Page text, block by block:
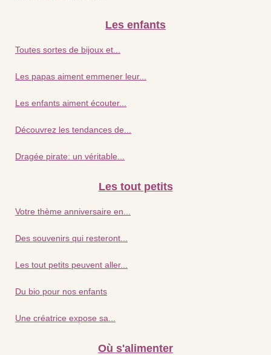
Les enfants
Toutes sortes de bijoux et...
Les papas aiment emmener leur...
Les enfants aiment écouter...
Découvrez les tendances de...
Dragée pirate: un véritable...
Les tout petits
Votre thème anniversaire en...
Des souvenirs qui resteront...
Les tout petits peuvent aller...
Du bio pour nos enfants
Une créatrice expose sa...
Où s'alimenter